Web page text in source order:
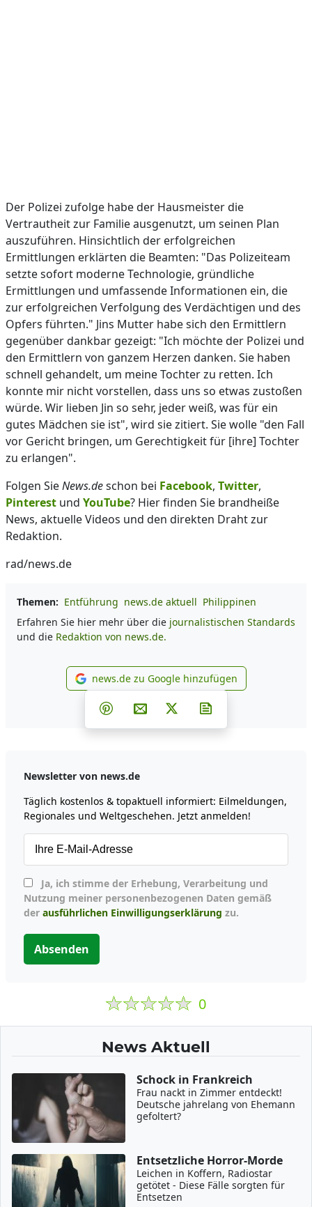
Der Polizei zufolge habe der Hausmeister die
Vertrautheit zur Familie ausgenutzt, um seinen Plan
auszuführen. Hinsichtlich der erfolgreichen
Ermittlungen erklärten die Beamten: "Das Polizeiteam
setzte sofort moderne Technologie, gründliche
Ermittlungen und umfassende Informationen ein, die
zur erfolgreichen Verfolgung des Verdächtigen und des
Opfers führten." Jins Mutter habe sich den Ermittlern
gegenüber dankbar gezeigt: "Ich möchte der Polizei und
den Ermittlern von ganzem Herzen danken. Sie haben
schnell gehandelt, um meine Tochter zu retten. Ich
konnte mir nicht vorstellen, dass uns so etwas zustoßen
würde. Wir lieben Jin so sehr, jeder weiß, was für ein
gutes Mädchen sie ist", wird sie zitiert. Sie wolle "den Fall
vor Gericht bringen, um Gerechtigkeit für [ihre] Tochter
zu erlangen".
Folgen SieNews.deschon bei Facebook, Twitter,
Pinterest und YouTube? Hier finden Sie brandheiße
News, aktuelle Videos und den direkten Draht zur
Redaktion.
rad/news.de
Themen: Entführung news.de aktuell Philippinen
Erfahren Sie hier mehr über die journalistischen Standards
und die Redaktion von news.de.
news.de zu Google
news.de zu Google hinzufügen
Teilen auf Facebook
Teilen auf Whatsapp
Teilen auf Telegram
Teilen auf Pinterest
Per E-Mail teilen
Post auf X
Newsletter von news.de
Täglich kostenlos & topaktuell informiert: Eilmeldungen,
Regionales und Weltgeschehen. Jetzt anmelden!
Nutzung meiner personenbezogenen Daten gemäß
der ausführlichen Einwilligungserklärung zu.
Absenden
0
News Aktuell
Schock in Frankreich
Frau nackt in Zimmer entdeckt!
Deutsche jahrelang von Ehemann
gefoltert?
Entsetzliche Horror-Morde
Leichen in Koffern, Radiostar
getötet - Diese Fälle sorgten für
Entsetzen